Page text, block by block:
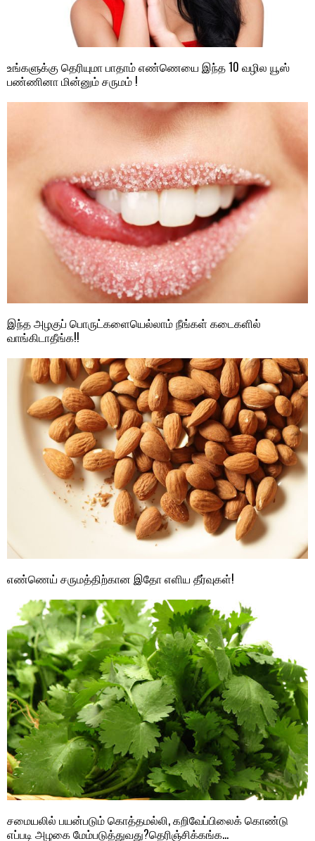
உங்களுக்கு தெரியுமா பாதாம் எண்ணெயை இந்த 10 வழில யூஸ்
பண்ணினா மின்னும் சருமம் !
இந்த அழகுப் பொருட்களையெல்லாம் நீங்கள் கடைகளில்
வாங்கிடாதீங்க!!
எண்ணெய் சருமத்திற்கான இதோ எளிய தீர்வுகள்!
சமையலில் பயன்படும் கொத்தமல்லி, கறிவேப்பிலைக் கொண்டு
எப்படி அழகை மேம்படுத்துவது?தெரிஞ்சிக்கங்க…